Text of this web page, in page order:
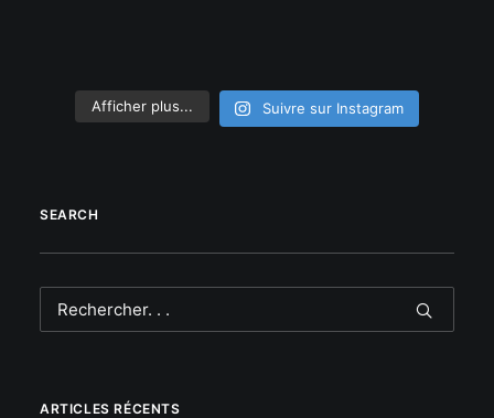
Afficher plus... Suivre sur Instagram
SEARCH
ARTICLES RÉCENTS